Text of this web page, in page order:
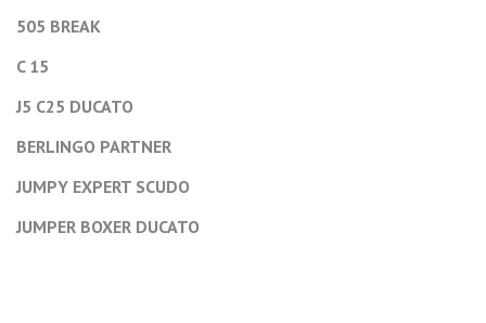
505 BREAK
C 15
J5 C25 DUCATO
BERLINGO PARTNER
JUMPY EXPERT SCUDO
JUMPER BOXER DUCATO